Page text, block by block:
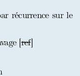
récurrence sur le
[ref]